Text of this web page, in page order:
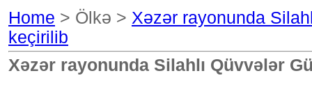
Home > Ölkə > Xəzər rayonunda
keçirilib
Xəzər rayonunda Silahlı Qüvvələr